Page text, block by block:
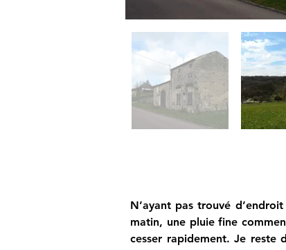
N’ayant pas trouvé
matin, une pluie fine
cesser rapidement. Je reste